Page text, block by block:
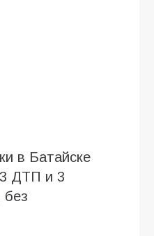
в Батайске
3 ДТП и 3
без